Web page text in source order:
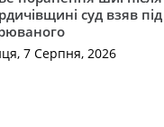
суд взяв
7 Серпня, 2026